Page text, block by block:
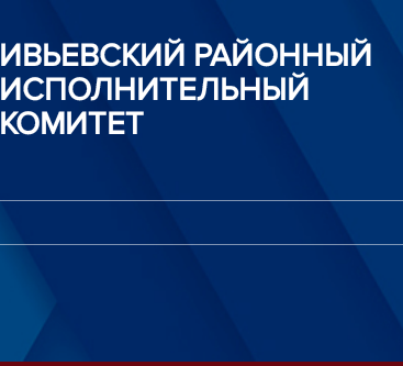
ИВЬЕВСКИЙ РАЙОННЫЙ
ИСПОЛНИТЕЛЬНЫЙ
КОМИТЕТ